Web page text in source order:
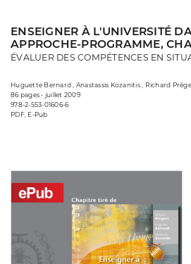
ENSEIGNER À L'UNIVERSITÉ
APPROCHE-PROGRAMME,
ÉVALUER DES COMPÉTENCES EN
Huguette Bernard , Anastassis Kozanitis , Richard
86 pages • juillet 2009
978-2-553-01606-6
PDF, E-Pub